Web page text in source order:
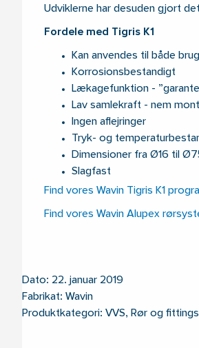
Udviklerne har desuden gjort
Fordele med Tigris K1
Kan anvendes til både
Korrosionsbestandigt
Lækagefunktion -
Lav samlekraft - nem
Ingen aflejringer
Tryk- og
Dimensioner fra Ø16 til
Slagfast
Find vores Wavin Tigris K1
Find vores Wavin Alupex
Dato: 22. januar 2019
Fabrikat: Wavin
Produktkategori: VVS, Rør og fittings